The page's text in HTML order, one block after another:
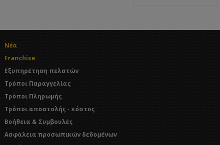
Νέα
Franchise
Εξυπηρέτηση πελατών
Τρόποι Παραγγελίας
Τρόποι Πληρωμής
Τρόποι αποστολής - κόστος
Βοήθεια & Συμβουλές
Ασφάλεια προσωπικών δεδομένων